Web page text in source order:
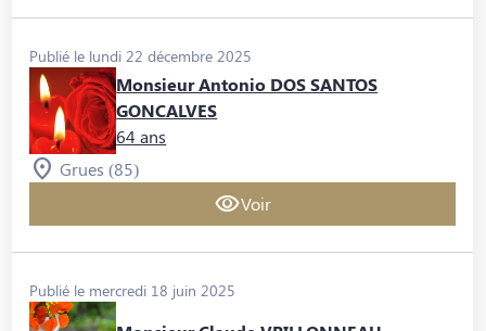
Publié le lundi 22 décembre 2025
Monsieur Antonio DOS SANTOS
GONCALVES
64 ans
Grues (85)
Voir
Publié le mercredi 18 juin 2025